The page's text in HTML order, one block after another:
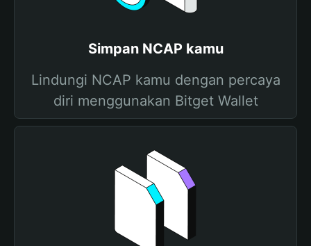
Simpan NCAP kamu
Lindungi NCAP kamu dengan percaya
diri menggunakan Bitget Wallet